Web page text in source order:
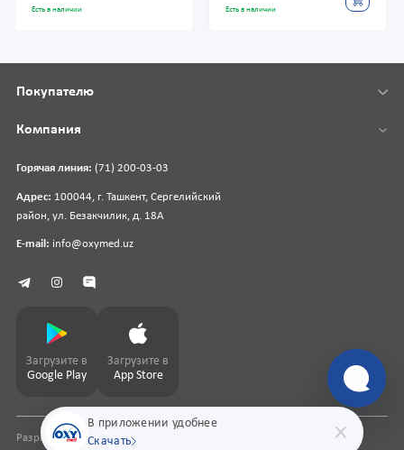
Есть в наличии Есть в наличии
В приложении удобнее
Скачать
Горячая линия: (71) 200-03-03
Адрес: 100044, г. Ташкент, Сергелийский
район, ул. Безакчилик, д. 18А
E-mail: info@oxymed.uz
Покупателю
Компания
Загрузите в
Google Play
Загрузите в
App Store
Разработка сайтаpharmit.uz